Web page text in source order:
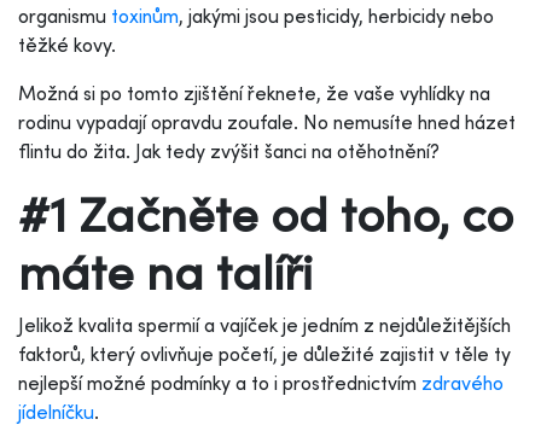
organismu toxinům, jakými jsou pesticidy, herbicidy nebo
těžké kovy.
Možná si po tomto zjištění řeknete, že vaše vyhlídky na
rodinu vypadají opravdu zoufale. No nemusíte hned házet
flintu do žita. Jak tedy zvýšit šanci na otěhotnění?
#1 Začněte od toho, co
máte na talíři
Jelikož kvalita spermií a vajíček je jedním z nejdůležitějších
faktorů, který ovlivňuje početí, je důležité zajistit v těle ty
nejlepší možné podmínky a to i prostřednictvím zdravého
jídelníčku.